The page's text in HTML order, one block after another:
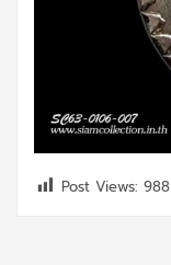
Post Views: 988